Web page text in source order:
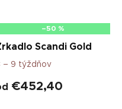
–50 %
Scandi Gold
– 9 týždňov
€452,40